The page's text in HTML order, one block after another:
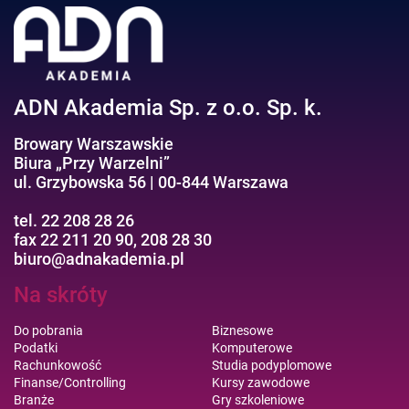
Efektywność osobista//Wellbeing
ADN Akademia Sp. z o.o. Sp. k.
Browary Warszawskie
Biura „Przy Warzelni”
ul. Grzybowska 56 | 00-844 Warszawa
tel. 22 208 28 26
fax 22 211 20 90, 208 28 30
biuro@adnakademia.pl
Na skróty
Do pobrania
Podatki
Rachunkowość
Finanse/Controlling
Branże
Biznesowe
Komputerowe
Studia podyplomowe
Kursy zawodowe
Gry szkoleniowe